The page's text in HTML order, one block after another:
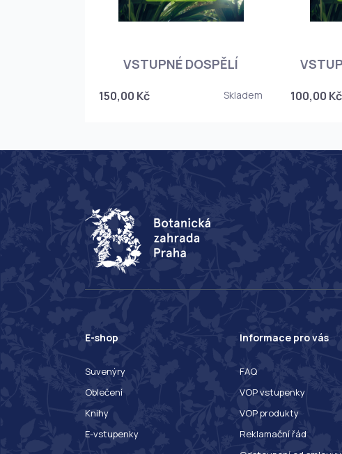
VSTUPNÉ DOSPĚLÍ
150,00 Kč Skladem 100,00 Kč
E-shop
Suvenýry
Oblečení
Knihy
E-vstupenky
Informace pro vás
FAQ
VOP vstupenky
VOP produkty
Reklamační řád